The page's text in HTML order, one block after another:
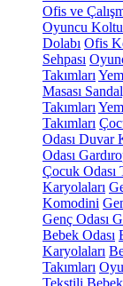
Ofis ve
Oyuncu
Dolabı Ofis
Sehpası
Takımları
Masası
Takımları
Takımları
Odası Duvar
Odası
Çocuk Odası
Karyolaları
Komodini
Genç Odası
Bebek Odası
Karyolaları
Takımları
Tekstili